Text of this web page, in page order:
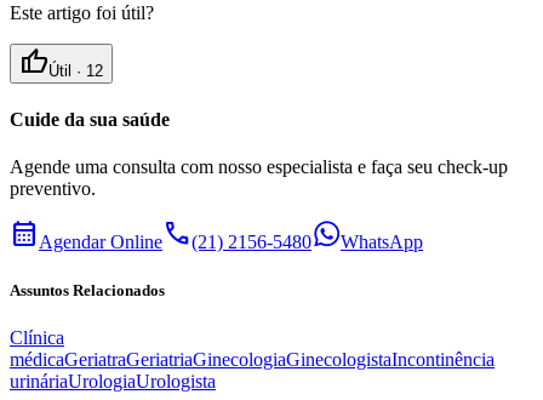
Este artigo foi útil?
thumb_upÚtil · 12
Cuide da sua saúde
Agende uma consulta com nosso especialista e faça seu check-up
preventivo.
calendar_monthAgendar Onlinecall(21) 2156-5480 WhatsApp
Assuntos Relacionados
Clínica
médicaGeriatraGeriatriaGinecologiaGinecologistaIncontinência
urináriaUrologiaUrologista